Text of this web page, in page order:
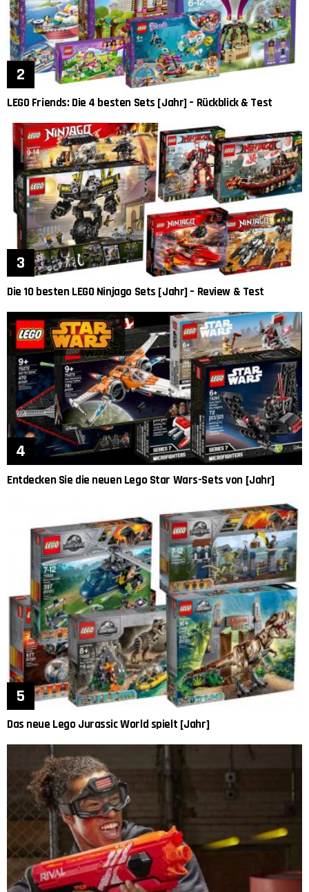
LEGO Friends: Die 4 besten Sets [Jahr] – Rückblick & Test
Die 10 besten LEGO Ninjago Sets [Jahr] – Review & Test
Entdecken Sie die neuen Lego Star Wars-Sets von [Jahr]
Das neue Lego Jurassic World spielt [Jahr]